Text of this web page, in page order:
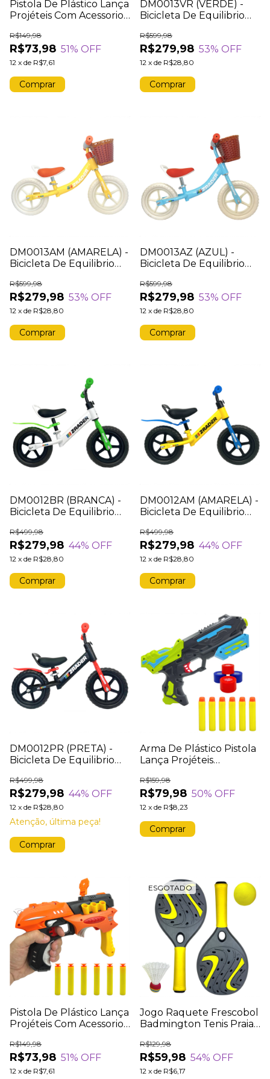
Pistola De Plástico Lança
Projéteis Com Acessorios
R$73,98
R$149,98
51% OFF
12 x de R$7,61
DM0013VR (VERDE) -
Bicicleta De Equilibrio
Bike Balance Sem Pedal
R$279,98
R$599,98
53% OFF
12 x de R$28,80
DM0013AM (AMARELA) -
Bicicleta De Equilibrio
Bike Balance Sem Pedal
R$279,98
R$599,98
53% OFF
12 x de R$28,80
DM0013AZ (AZUL) -
Bicicleta De Equilibrio
Bike Balance Sem Pedal
R$279,98
R$599,98
53% OFF
12 x de R$28,80
DM0012BR (BRANCA) -
Bicicleta De Equilibrio
Sem Pedal
R$279,98
R$499,98
44% OFF
12 x de R$28,80
DM0012AM (AMARELA) -
Bicicleta De Equilibrio
Sem Pedal
R$279,98
R$499,98
44% OFF
12 x de R$28,80
DM0012PR (PRETA) -
Bicicleta De Equilibrio
Sem Pedal
R$279,98
R$499,98
44% OFF
12 x de R$28,80
Atenção, última peça!
Arma De Plástico Pistola
Lança Projéteis
Acessórios
R$79,98
R$159,98
50% OFF
12 x de R$8,23
Pistola De Plástico Lança
Projéteis Com Acessorios
R$73,98
R$149,98
51% OFF
12 x de R$7,61
ESGOTADO
Jogo Raquete Frescobol
Badmington Tenis Praia
Raquetes Bola
Brinquedo Infantil
R$59,98
R$129,98
54% OFF
12 x de R$6,17